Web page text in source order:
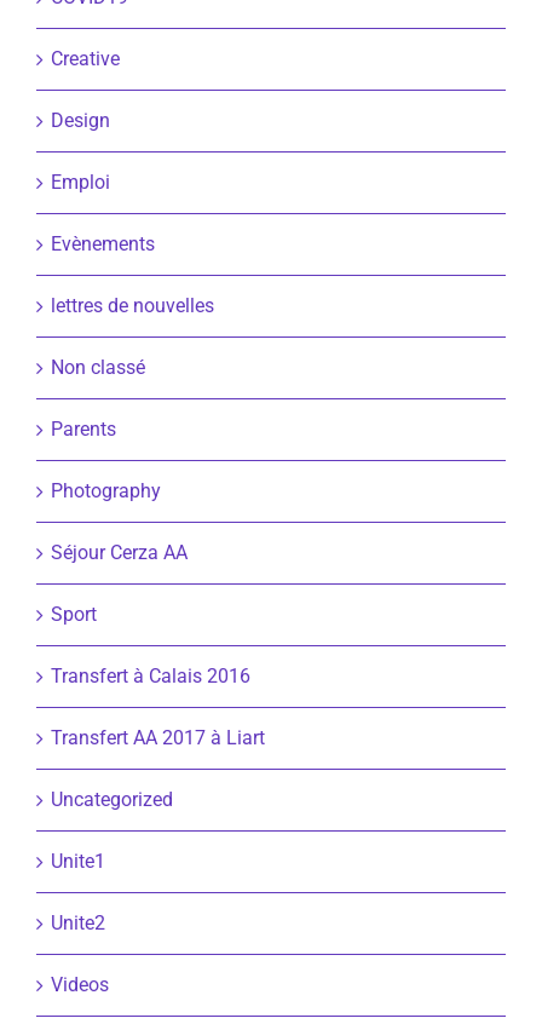
Creative
Design
Emploi
Evènements
lettres de nouvelles
Non classé
Parents
Photography
Séjour Cerza AA
Sport
Transfert à Calais 2016
Transfert AA 2017 à Liart
Uncategorized
Unite1
Unite2
Videos